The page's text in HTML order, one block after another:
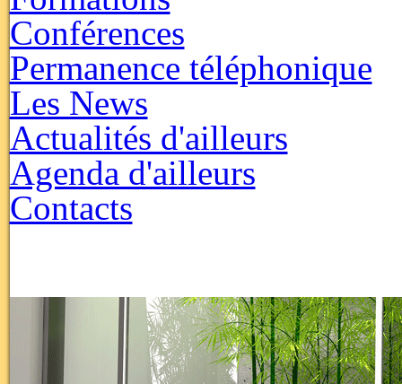
Conférences
Permanence téléphonique
Les News
Actualités d'ailleurs
Agenda d'ailleurs
Contacts